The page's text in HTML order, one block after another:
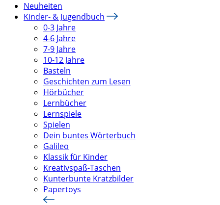
Neuheiten
Kinder- & Jugendbuch
0-3 Jahre
4-6 Jahre
7-9 Jahre
10-12 Jahre
Basteln
Geschichten zum Lesen
Hörbücher
Lernbücher
Lernspiele
Spielen
Dein buntes Wörterbuch
Galileo
Klassik für Kinder
Kreativspaß-Taschen
Kunterbunte Kratzbilder
Papertoys